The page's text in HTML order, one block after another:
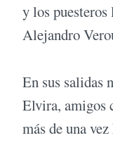
y los
Alejandro
En sus salidas
Elvira, amigos
más de una